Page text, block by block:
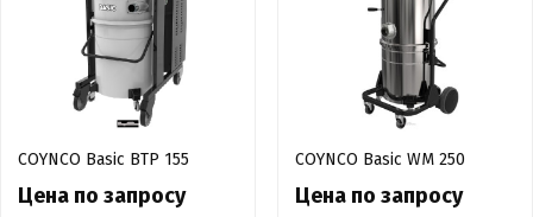
COYNCO Basic BTP 155
Цена по запросу
COYNCO Basic WM 250
Цена по запросу